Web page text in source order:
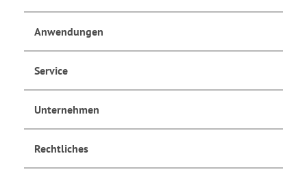
Anwendungen
Service
Unternehmen
Rechtliches